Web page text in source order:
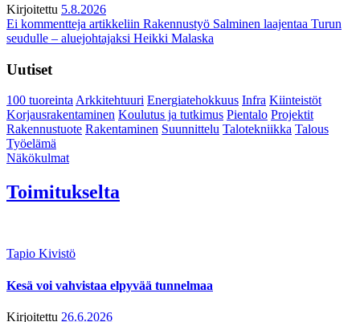
Kirjoitettu 5.8.2026
Ei kommentteja artikkeliin Rakennustyö Salminen laajentaa Turun
seudulle – aluejohtajaksi Heikki Malaska
Uutiset
100 tuoreintaArkkitehtuuri Energiatehokkuus Infra Kiinteistöt
Korjausrakentaminen Koulutus ja tutkimus Pientalo Projektit
Rakennustuote Rakentaminen Suunnittelu Talotekniikka Talous
Työelämä
Näkökulmat
Toimitukselta
Tapio Kivistö
Kesä voi vahvistaa elpyvää tunnelmaa
Kirjoitettu 26.6.2026